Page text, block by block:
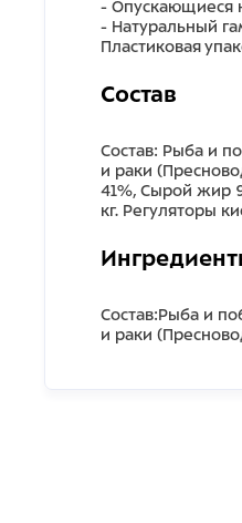
- Опускающиеся
- Натуральный
Пластиковая
Состав
Состав: Рыба и
и раки
41%, Сырой жир
кг. Регуляторы
Состав:Рыба и
и раки